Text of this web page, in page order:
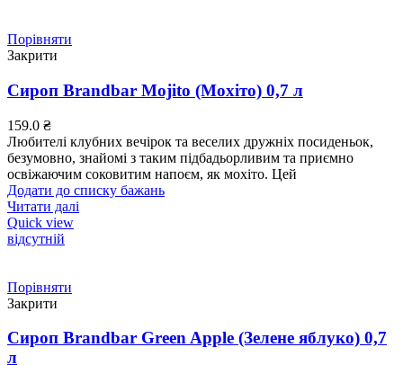
Порівняти
Закрити
Сироп Brandbar Mojito (Мохіто) 0,7 л
159.0 ₴
Любителі клубних вечірок та веселих дружніх посиденьок,
безумовно, знайомі з таким підбадьорливим та приємно
освіжаючим соковитим напоєм, як мохіто. Цей
Додати до списку бажань
Читати далі
Quick view
відсутній
Порівняти
Закрити
Сироп Brandbar Green Apple (Зелене яблуко) 0,7
л